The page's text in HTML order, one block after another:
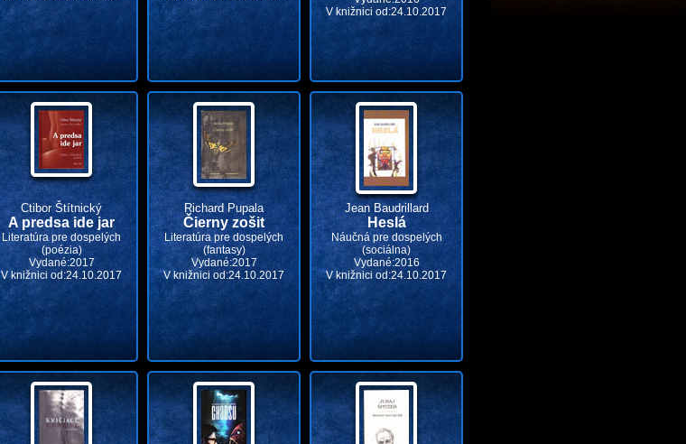
V knižnici od:24.10.2017
Ctibor Štítnický
A predsa ide jar
Literatúra pre dospelých
(poézia)
Vydané:2017
V knižnici od:24.10.2017
Richard Pupala
Čierny zošit
Literatúra pre dospelých
(fantasy)
Vydané:2017
V knižnici od:24.10.2017
Jean Baudrillard
Heslá
Náučná pre dospelých
(sociálna)
Vydané:2016
V knižnici od:24.10.2017